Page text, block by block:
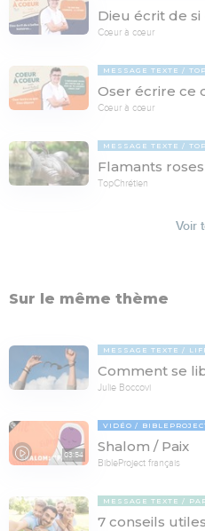
Dieu écrit de
Cœur à cœur
MESSAGE TEXTE
Oser écrire ce
Cœur à cœur
MESSAGE TEXTE
Flamants
TopChrétien
Voir
Sur le même thème
MESSAGE TEXTE
Comment se
Julie Boccovi
03:54
VIDÉO
Shalom / Paix
BibleProject français
MESSAGE TEXTE
7 conseils